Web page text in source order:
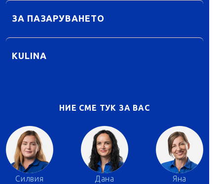
ЗА ПАЗАРУВАНЕТО
KULINA
НИЕ СМЕ ТУК ЗА ВАС
Силвия Дана Яна